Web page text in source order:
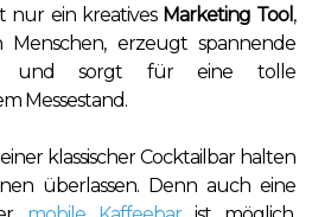
nur ein kreatives Marketing Tool ,
erzeugt spannende
und sorgt für eine tolle
Messestand.
klassischer Cocktailbar halten
überlassen. Denn auch eine